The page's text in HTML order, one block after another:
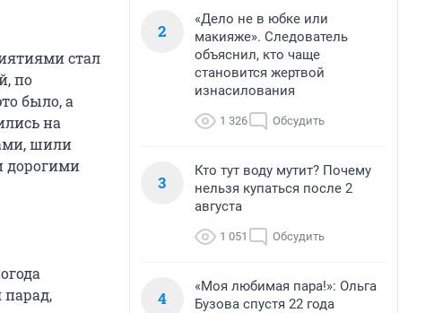
стал
по
было, а
на
шили
дорогими
парад,
2
«Дело не в юбке или
макияже». Следователь
объяснил, кто чаще
становится жертвой
изнасилования
1 326 Обсудить
3
Кто тут воду мутит? Почему
нельзя купаться после 2
августа
1 051 Обсудить
4
«Моя любимая пара!»: Ольга
Бузова спустя 22 года